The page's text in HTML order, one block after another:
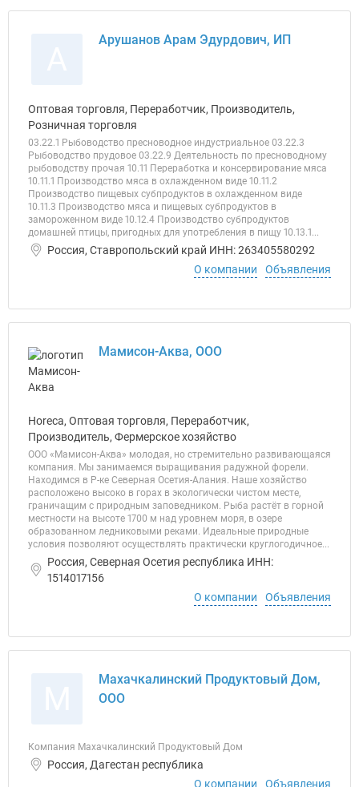
Арушанов Арам Эдурдович, ИП
Оптовая торговля, Переработчик, Производитель,
Розничная торговля
03.22.1 Рыбоводство пресноводное индустриальное 03.22.3
Рыбоводство прудовое 03.22.9 Деятельность по пресноводному
рыбоводству прочая 10.11 Переработка и консервирование мяса
10.11.1 Производство мяса в охлажденном виде 10.11.2
Производство пищевых субпродуктов в охлажденном виде
10.11.3 Производство мяса и пищевых субпродуктов в
замороженном виде 10.12.4 Производство субпродуктов
домашней птицы, пригодных для употребления в пищу 10.13.1...
Россия, Ставропольский край ИНН: 263405580292
О компании
Объявления
Мамисон-Аква, ООО
Horeca, Оптовая торговля, Переработчик,
Производитель, Фермерское хозяйство
ООО «Мамисон-Аква» молодая, но стремительно развивающаяся
компания. Мы занимаемся выращивания радужной форели.
Находимся в Р-ке Северная Осетия-Алания. Наше хозяйство
расположено высоко в горах в экологически чистом месте,
граничащим с природным заповедником. Рыба растёт в горной
местности на высоте 1700 м над уровнем моря, в озере
образованном ледниковыми реками. Идеальные природные
условия позволяют осуществлять практически круглогодичное...
Россия, Северная Осетия республика ИНН:
1514017156
О компании
Объявления
Махачкалинский Продуктовый Дом,
ООО
Компания Махачкалинский Продуктовый Дом
Россия, Дагестан республика
О компании
Объявления